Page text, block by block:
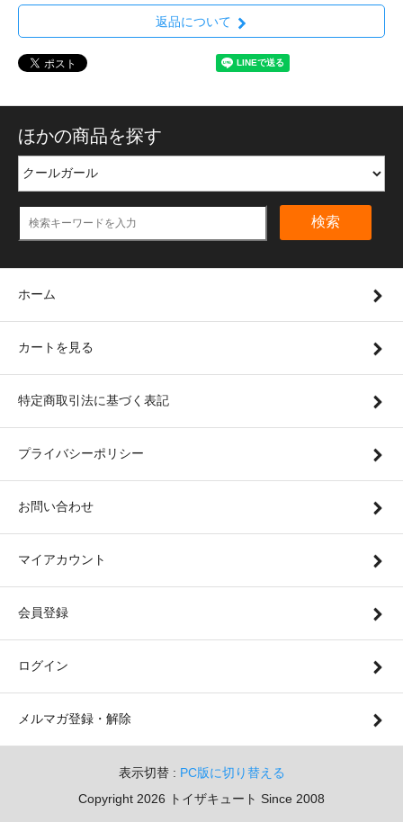
返品について
ほかの商品を探す
検索
ホーム
カートを見る
特定商取引法に基づく表記
プライバシーポリシー
お問い合わせ
マイアカウント
会員登録
ログイン
メルマガ登録・解除
表示切替 : PC版に切り替える
Copyright 2026 トイザキュート Since 2008